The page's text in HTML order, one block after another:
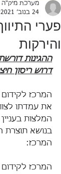
פערי
והירקות
מערכת מיק"ה
24 בנוב׳ 2021
ההגינות
דרוש ריסון
המרכז
את עמדתו
המלצות
בנושא תוצרת
המרכז:
המרכז